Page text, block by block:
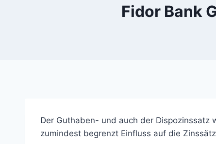
Fidor Bank
Der Guthaben- und auch der Dispozinssatz
zumindest begrenzt Einfluss auf die